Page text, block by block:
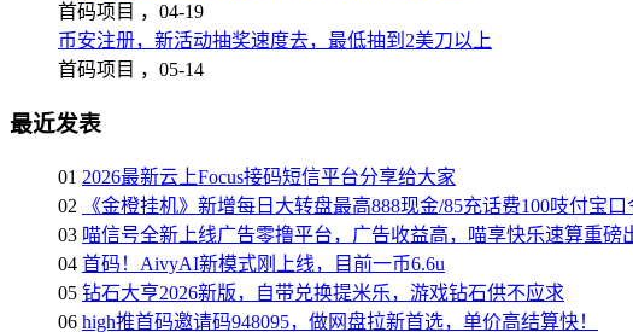
首码项目 ， 04-19
币安注册，新活动抽奖速度去，最低抽到2美刀以上
首码项目 ， 05-14
最近发表
01 2026最新云上Focus接码短信平台分享给大家
02
《金橙挂机》新增每日大转盘最高888现金/85充话费100吱付宝口
03 喵信号全新上线广告零撸平台，广告收益高，喵享快乐速算重磅
04 首码！AivyAI新模式刚上线，目前一币6.6u
05 钻石大亨2026新版，自带兑换提米乐，游戏钻石供不应求
06 high推首码邀请码948095，做网盘拉新首选，单价高结算快！